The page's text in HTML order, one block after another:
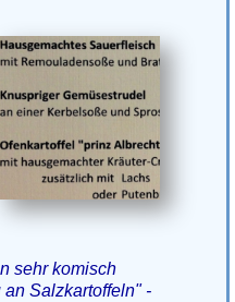
sehr komisch
Salzkartoffeln" -